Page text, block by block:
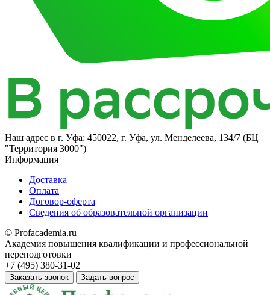
Наш адрес в г. Уфа: 450022, г. Уфа, ул. Менделеева, 134/7 (БЦ
"Территория 3000")
Информация
Доставка
Оплата
Договор-оферта
Сведения об образовательной организации
© Profacademia.ru
Академия повышения квалификации и профессиональной
переподготовки
+7 (495) 380-31-02
Заказать звонок Задать вопрос